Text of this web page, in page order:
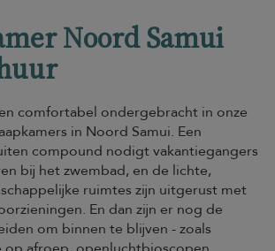
Noord Samui
comfortabel ondergebracht in onze
in Noord Samui. Een
compound nodigt vakantiegangers
bij het zwembad, en de lichte,
ruimtes zijn uitgerust met
En dan zijn er nog de
om binnen te blijven - zoals